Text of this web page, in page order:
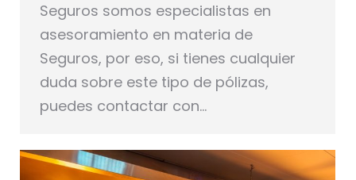
Seguros somos especialistas en
asesoramiento en materia de
Seguros, por eso, si tienes cualquier
duda sobre este tipo de pólizas,
puedes contactar con…